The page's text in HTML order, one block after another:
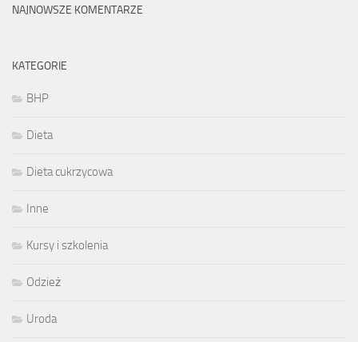
NAJNOWSZE KOMENTARZE
KATEGORIE
BHP
Dieta
Dieta cukrzycowa
Inne
Kursy i szkolenia
Odzież
Uroda